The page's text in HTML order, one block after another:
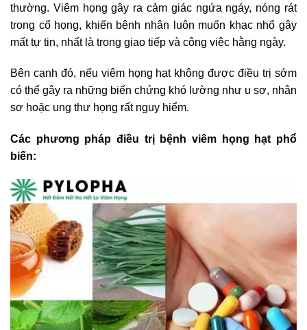
thường. Viêm họng gây ra cảm giác ngứa ngáy, nóng rát
trong cổ họng, khiến bệnh nhân luôn muốn khạc nhổ gây
mất tự tin, nhất là trong giao tiếp và công việc hằng ngày.
Bên cạnh đó, nếu viêm họng hạt không được điều trị sớm
có thể gây ra những biến chứng khó lường như u sơ, nhân
sơ hoặc ung thư họng rất nguy hiểm.
Các phương pháp điều trị bệnh viêm họng hạt phổ
biến: